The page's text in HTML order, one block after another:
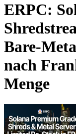
ERPC:
Bare-
nach
Menge